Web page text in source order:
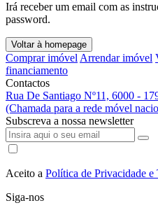
Irá receber um email com as
password.
Voltar à homepage
Comprar imóvel Arrendar imóvel
financiamento
Contactos
Rua De Santiago Nº11, 6000 -
(Chamada para a rede móvel
Subscreva a nossa newsletter
Aceito a Política de Privacidade e
Siga-nos